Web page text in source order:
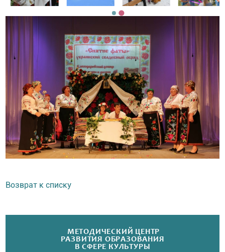
Возврат к списку
МЕТОДИЧЕСКИЙ ЦЕНТР
РАЗВИТИЯ ОБРАЗОВАНИЯ
В СФЕРЕ КУЛЬТУРЫ